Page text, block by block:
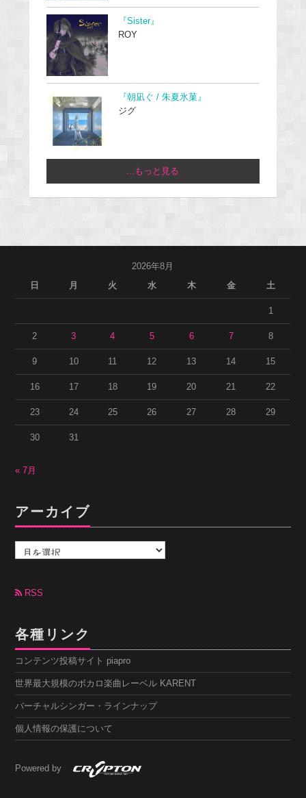
『Sister』
ROY
『朝凪ぐ / 朱夏氷菓』
ジグ
...もっと見る
2026年8月
日
月 火 水 木 金 土
1
2 3 4 5 6 7 8
9 10 11 12 13 14 15
16 17 18 19 20 21 22
23 24 25 26 27 28 29
30 31
« 7月
アーカイブ
カ
ブ RSS
各種リンク
コンテンツ投稿サイト piapro
世界最大規模のボカロ楽曲レーベル KARENT
バーチャルシンガー・ラインナップ
個人情報の保護について
Powered by